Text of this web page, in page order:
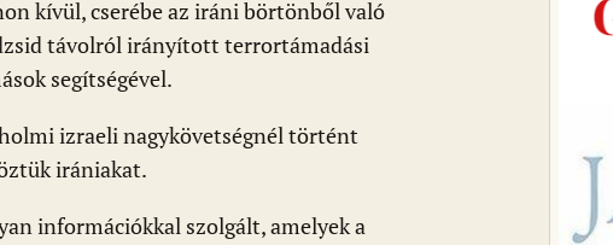
kívül, cserébe az iráni börtönből való
távolról irányított terrortámadási
segítségével.
izraeli nagykövetségnél történt
irániakat.
információkkal szolgált, amelyek a